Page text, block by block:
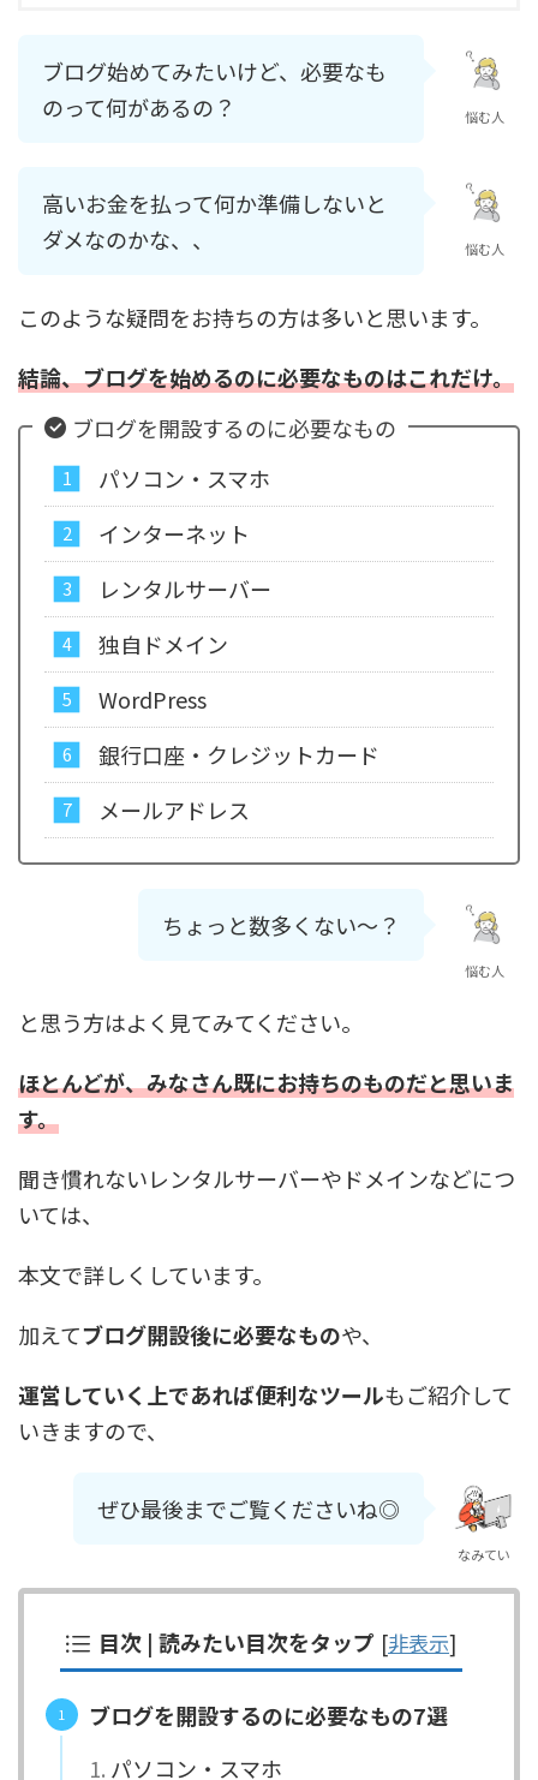
ブログ始めてみたいけど、必要なも
のって何があるの？
悩む人
高いお金を払って何か準備しないと
ダメなのかな、、
悩む人
このような疑問をお持ちの方は多いと思います。
結論、ブログを始めるのに必要なものはこれだけ。
ブログを開設するのに必要なもの
パソコン・スマホ
インターネット
レンタルサーバー
独自ドメイン
WordPress
銀行口座・クレジットカード
メールアドレス
ちょっと数多くない〜？
悩む人
と思う方はよく見てみてください。
ほとんどが、みなさん既にお持ちのものだと思いま
す。
聞き慣れないレンタルサーバーやドメインなどにつ
いては、
本文で詳しくしています。
加えてブログ開設後に必要なものや、
運営していく上であれば便利なツールもご紹介して
いきますので、
ぜひ最後までご覧くださいね◎
なみてい
目次 | 読みたい目次をタップ [非表示]
ブログを開設するのに必要なもの7選
パソコン・スマホ